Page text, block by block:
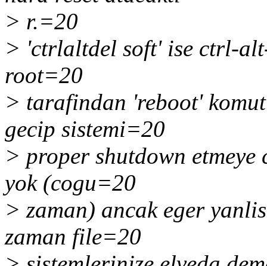
> r.=20
> 'ctrlaltdel soft' ise ctrl-
root=20
> tarafindan 'reboot'
gecip sistemi=20
> proper shutdown
yok (cogu=20
> zaman) ancak eger
zaman file=20